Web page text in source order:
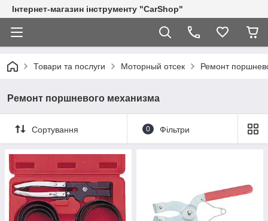
Інтернет-магазин інструменту "CarShop"
Товари та послуги Моторный отсек Ремонт
Ремонт поршневого механизма
Сортування 0 Фільтри